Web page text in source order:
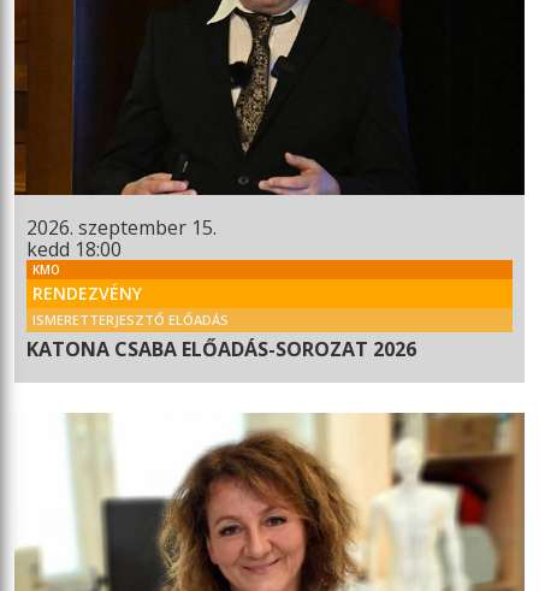
2026. szeptember 15.
kedd 18:00
KMO
RENDEZVÉNY
ISMERETTERJESZTŐ ELŐADÁS
KATONA CSABA ELŐADÁS-SOROZAT 2026